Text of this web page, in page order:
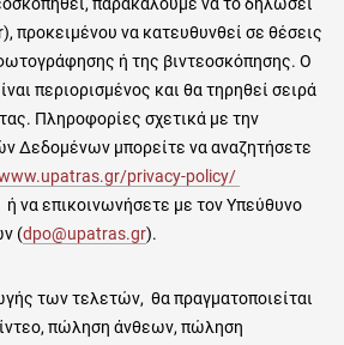
προκειμένου να κατευθυνθεί σε θέσεις
ή της βιντεοσκόπησης. Ο
περιορισμένος και θα τηρηθεί σειρά
Πληροφορίες σχετικά με την
Δεδομένων μπορείτε να αναζητήσετε
privacy-policy/
ή να επικοινωνήσετε με τον Υπεύθυνο
(dpo@upatras.gr).
των τελετών, θα πραγματοποιείται
πώληση άνθεων, πώληση